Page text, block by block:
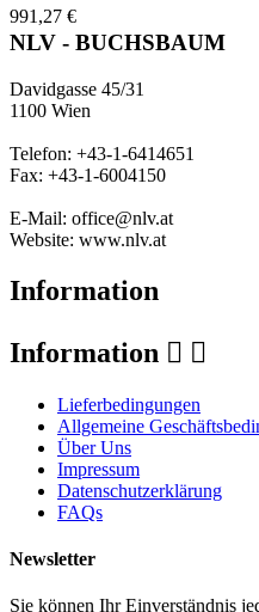
991,27 €
NLV - BUCHSBAUM
Davidgasse 45/31
1100 Wien
Telefon: +43-1-6414651
Fax: +43-1-6004150
E-Mail: office@nlv.at
Website: www.nlv.at
Information
Information  
Lieferbedingungen
Allgemeine
Über Uns
Impressum
Datenschutzerklärung
FAQs
Newsletter
Sie können Ihr Einverständnis